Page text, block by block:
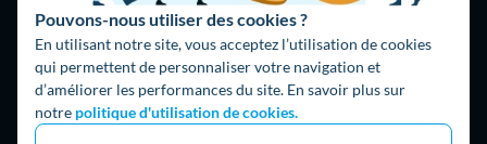
Pouvons-nous utiliser des cookies ?
En utilisant notre site, vous acceptez l’utilisation de cookies
qui permettent de personnaliser votre navigation et
d’améliorer les performances du site. En savoir plus sur
notre politique d'utilisation de cookies.
Fait avec ⚡ par Hello Watt